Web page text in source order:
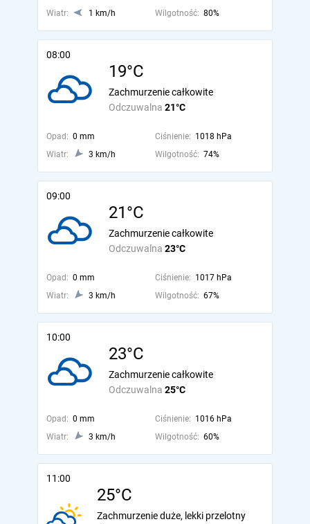
Wiatr: 1 km/h Wilgotność: 80%
08:00
19°C
Odczuwalna 21°C
Zachmurzenie całkowite
Opad: 0 mm Ciśnienie: 1018 hPa
Wiatr:
3 km/h Wilgotność: 74%
09:00
21°C
Odczuwalna 23°C
Zachmurzenie całkowite
Opad: 0 mm Ciśnienie: 1017 hPa
Wiatr:
3 km/h Wilgotność: 67%
10:00
23°C
Odczuwalna 25°C
Zachmurzenie całkowite
Opad: 0 mm Ciśnienie: 1016 hPa
Wiatr:
3 km/h Wilgotność: 60%
11:00
25°C
Zachmurzenie duże, lekki przelotny